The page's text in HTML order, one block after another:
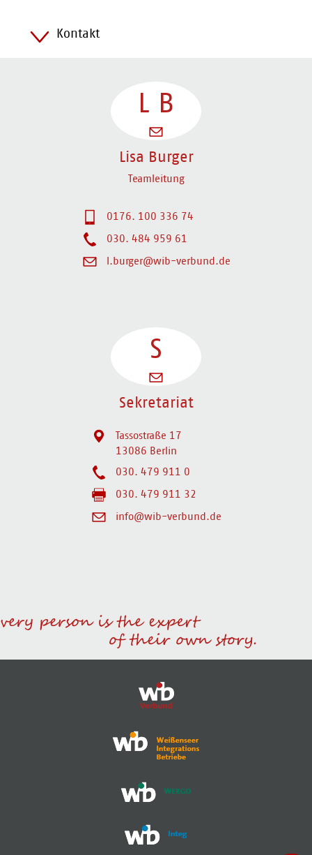
Kontakt
L B
Lisa Burger
Teamleitung
0176. 100 336 74
030. 484 959 61
l.burger@wib-verbund.de
S
Sekretariat
Tassostraße 17
13086 Berlin
030. 479 911 0
030. 479 911 32
info@wib-verbund.de